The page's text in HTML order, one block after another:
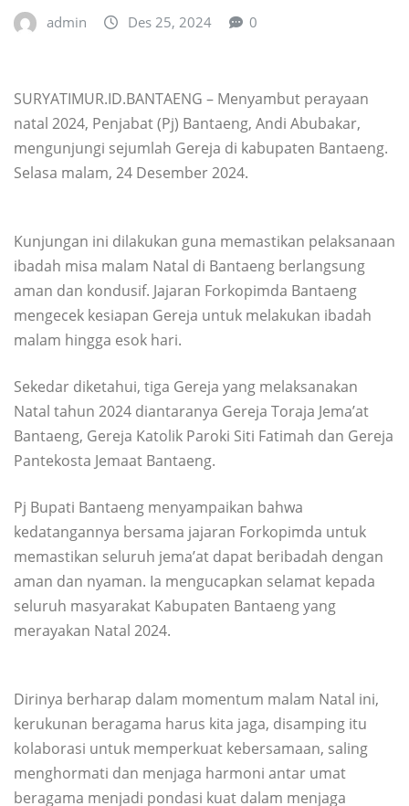
admin Des 25, 2024 0
SURYATIMUR.ID.BANTAENG – Menyambut perayaan
natal 2024, Penjabat (Pj) Bantaeng, Andi Abubakar,
mengunjungi sejumlah Gereja di kabupaten Bantaeng.
Selasa malam, 24 Desember 2024.
Kunjungan ini dilakukan guna memastikan pelaksanaan
ibadah misa malam Natal di Bantaeng berlangsung
aman dan kondusif. Jajaran Forkopimda Bantaeng
mengecek kesiapan Gereja untuk melakukan ibadah
malam hingga esok hari.
Sekedar diketahui, tiga Gereja yang melaksanakan
Natal tahun 2024 diantaranya Gereja Toraja Jema’at
Bantaeng, Gereja Katolik Paroki Siti Fatimah dan Gereja
Pantekosta Jemaat Bantaeng.
Pj Bupati Bantaeng menyampaikan bahwa
kedatangannya bersama jajaran Forkopimda untuk
memastikan seluruh jema’at dapat beribadah dengan
aman dan nyaman. Ia mengucapkan selamat kepada
seluruh masyarakat Kabupaten Bantaeng yang
merayakan Natal 2024.
Dirinya berharap dalam momentum malam Natal ini,
kerukunan beragama harus kita jaga, disamping itu
kolaborasi untuk memperkuat kebersamaan, saling
menghormati dan menjaga harmoni antar umat
beragama menjadi pondasi kuat dalam menjaga